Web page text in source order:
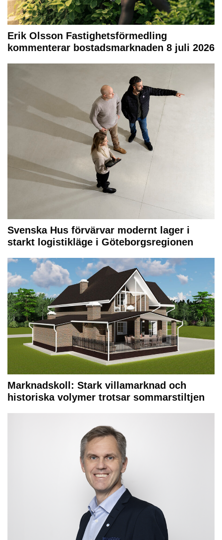
Erik Olsson Fastighetsförmedling
kommenterar bostadsmarknaden 8 juli 2026
Svenska Hus förvärvar modernt lager i
starkt logistikläge i Göteborgsregionen
Marknadskoll: Stark villamarknad och
historiska volymer trotsar sommarstiltjen